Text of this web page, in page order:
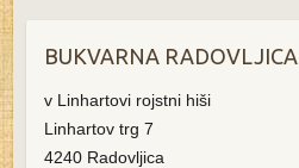
BUKVARNA RADOVLJICA
v Linhartovi rojstni hiši
Linhartov trg 7
4240 Radovljica